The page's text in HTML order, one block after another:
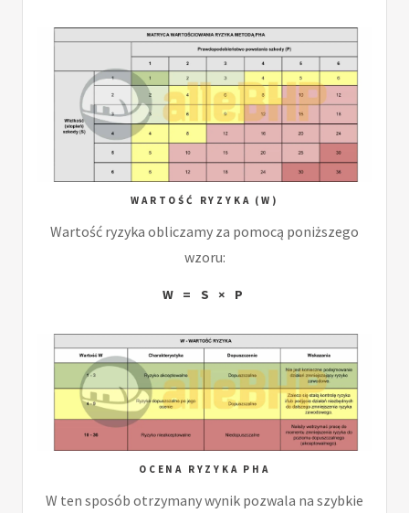
WARTOŚĆ RYZYKA (W)
Wartość ryzyka obliczamy za pomocą poniższego
wzoru:
W = S × P
OCENA RYZYKA PHA
W ten sposób otrzymany wynik pozwala na szybkie